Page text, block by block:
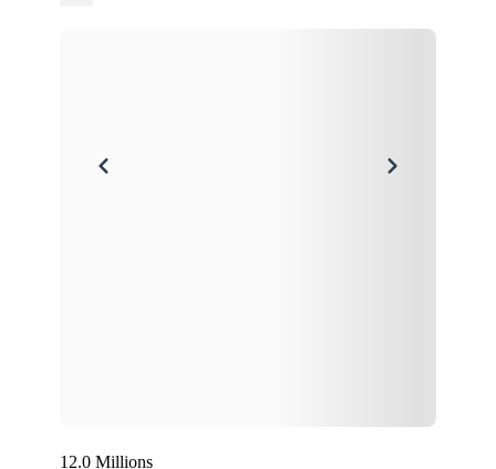
12.0 Millions